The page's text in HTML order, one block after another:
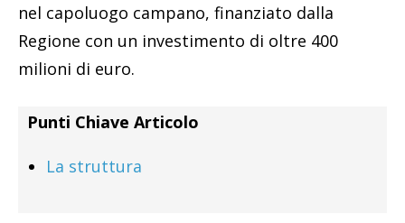
nel capoluogo campano, finanziato dalla
Regione con un investimento di oltre 400
milioni di euro.
Punti Chiave Articolo
La struttura